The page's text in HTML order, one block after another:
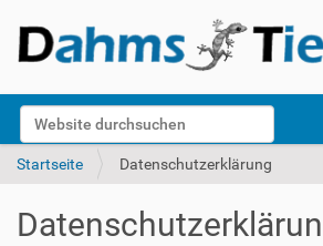
Website durchsuchen
k
Startseite Datenschutzerklärung